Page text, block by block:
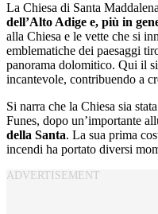
La Chiesa di Santa
dell’Alto Adige e, più in
alla Chiesa e le vette che si
emblematiche dei paesaggi
panorama dolomitico. Qui il
incantevole, contribuendo a
Si narra che la Chiesa sia
Funes, dopo un’importante
della Santa. La sua prima
incendi ha portato diversi